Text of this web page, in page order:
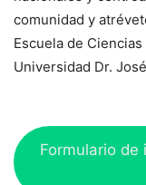
comunidad y
Escuela de
Universidad Dr.
Formulario de